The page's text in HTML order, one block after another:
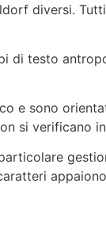
diversi.
di testo
e sono
si verificano